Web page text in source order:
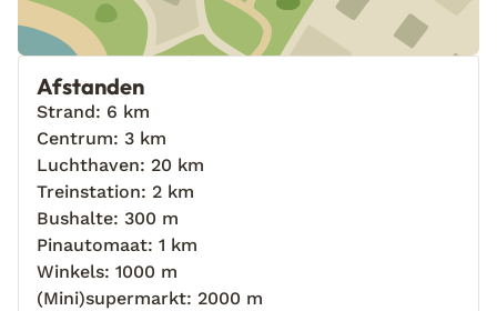
Afstanden
Strand: 6 km
Centrum: 3 km
Luchthaven: 20 km
Treinstation: 2 km
Bushalte: 300 m
Pinautomaat: 1 km
Winkels: 1000 m
(Mini)supermarkt: 2000 m